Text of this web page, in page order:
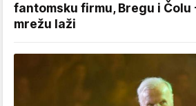
fantomsku firmu, Bregu i Čolu
mrežu laži